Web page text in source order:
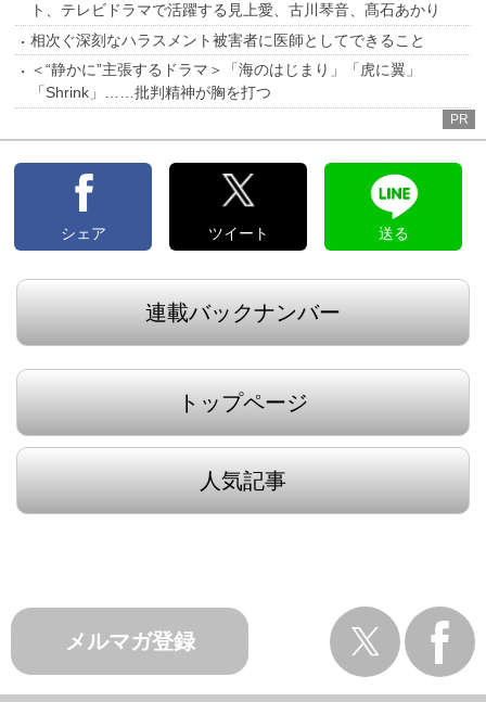
ト、テレビドラマで活躍する見上愛、古川琴音、髙石あかり
相次ぐ深刻なハラスメント被害者に医師としてできること
＜“静かに”主張するドラマ＞「海のはじまり」「虎に翼」
「Shrink」……批判精神が胸を打つ
PR
シェア ツイート 送る
連載バックナンバー
トップページ
人気記事
メルマガ登録